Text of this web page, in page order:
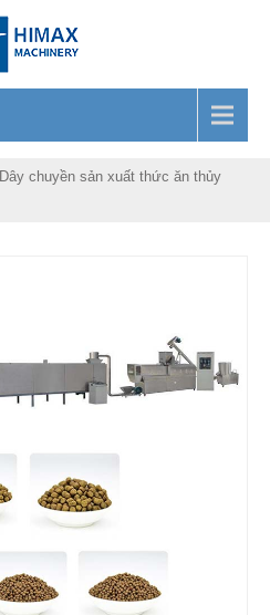
Dây chuyền sản xuất thức ăn thủy